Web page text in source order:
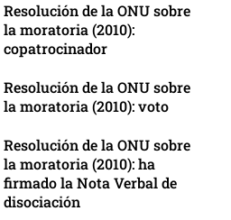
Resolución de la ONU sobre
la moratoria (2010):
copatrocinador
Resolución de la ONU sobre
la moratoria (2010): voto
Resolución de la ONU sobre
la moratoria (2010): ha
firmado la Nota Verbal de
disociación